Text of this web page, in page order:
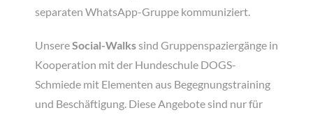
separaten WhatsApp-Gruppe kommuniziert.
UnsereSocial-Walkssind Gruppenspaziergänge in
Kooperation mit der Hundeschule DOGS-
Schmiede mit Elementen aus Begegnungstraining
und Beschäftigung. Diese Angebote sind nur für